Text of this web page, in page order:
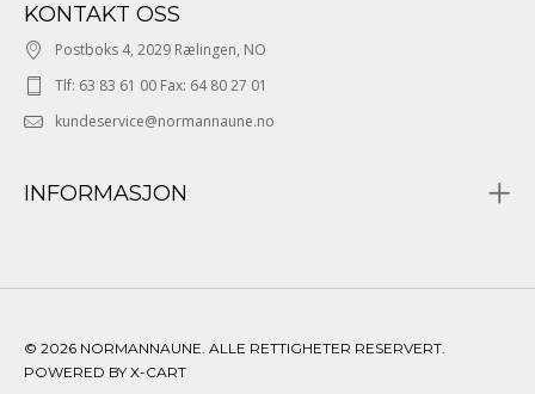
KONTAKT OSS
Postboks 4, 2029 Rælingen, NO
Tlf: 63 83 61 00 Fax: 64 80 27 01
kundeservice@normannaune.no
INFORMASJON
© 2026 NORMANNAUNE. ALLE RETTIGHETER RESERVERT.
POWERED BY X-CART